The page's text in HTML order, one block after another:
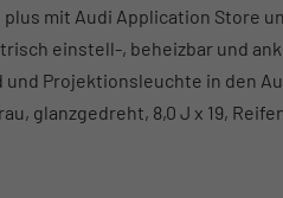
mit Audi Application Store
einstell-, beheizbar und
Projektionsleuchte in den
glanzgedreht, 8,0 J x 19,